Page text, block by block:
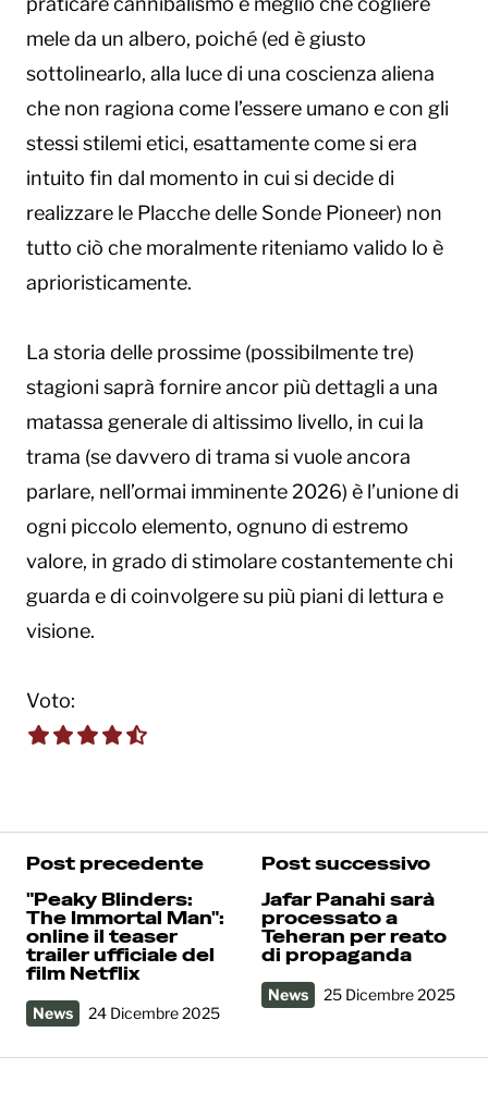
mele da un albero, poiché (ed è giusto
sottolinearlo, alla luce di una coscienza aliena
che non ragiona come l’essere umano e con gli
stessi stilemi etici, esattamente come si era
intuito fin dal momento in cui si decide di
realizzare le Placche delle Sonde Pioneer) non
tutto ciò che moralmente riteniamo valido lo è
aprioristicamente.
La storia delle prossime (possibilmente tre)
stagioni saprà fornire ancor più dettagli a una
matassa generale di altissimo livello, in cui la
trama (se davvero di trama si vuole ancora
parlare, nell’ormai imminente 2026) è l’unione di
ogni piccolo elemento, ognuno di estremo
valore, in grado di stimolare costantemente chi
guarda e di coinvolgere su più piani di lettura e
visione.
Voto:
Post precedente
"Peaky Blinders:
The Immortal Man":
online il teaser
trailer ufficiale del
film Netflix
News 24 Dicembre 2025
Post successivo
Jafar Panahi sarà
processato a
Teheran per reato
di propaganda
News 25 Dicembre 2025